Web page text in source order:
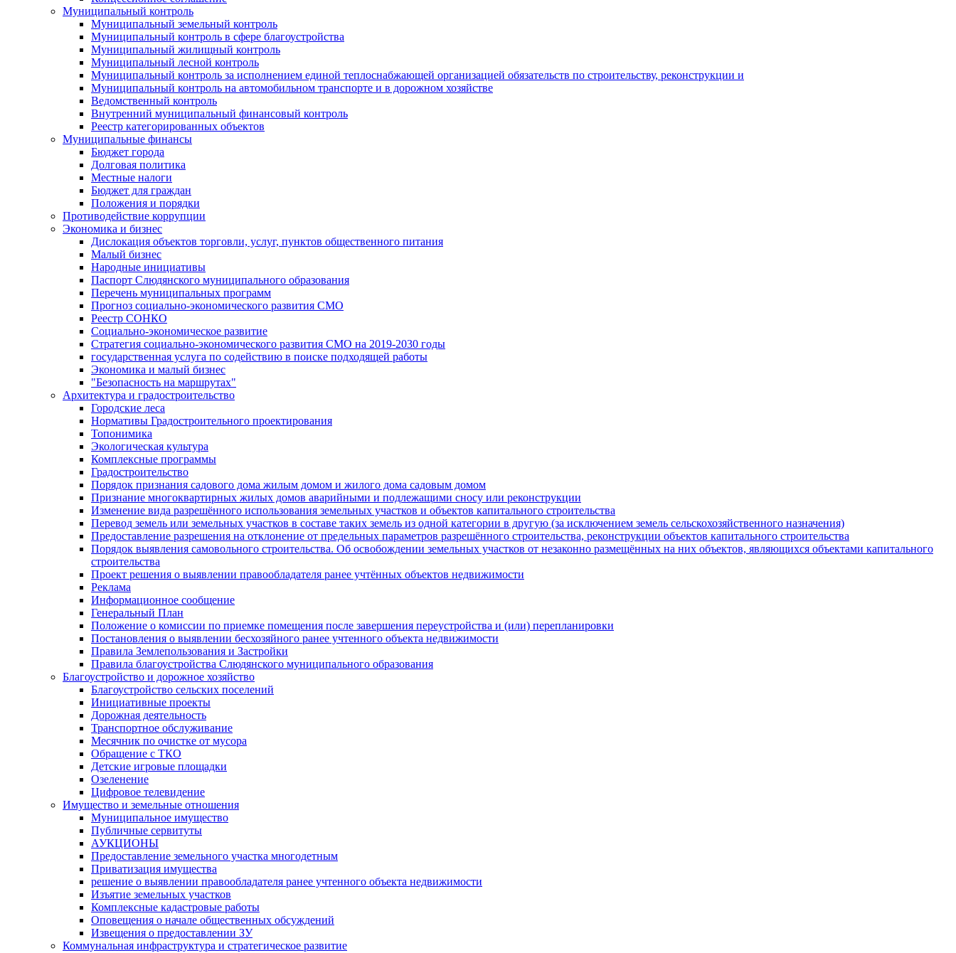
Муниципальный контроль
Муниципальный земельный контроль
Муниципальный контроль в сфере благоустройства
Муниципальный жилищный контроль
Муниципальный лесной контроль
Муниципальный контроль за исполнением единой теплоснабжающей организацией обязательств по строительству, реконструкции и
Муниципальный контроль на автомобильном транспорте и в дорожном хозяйстве
Ведомственный контроль
Внутренний муниципальный финансовый контроль
Реестр категорированных объектов
Муниципальные финансы
Бюджет города
Долговая политика
Местные налоги
Бюджет для граждан
Положения и порядки
Противодействие коррупции
Экономика и бизнес
Дислокация объектов торговли, услуг, пунктов общественного питания
Малый бизнес
Народные инициативы
Паспорт Слюдянского муниципального образования
Перечень муниципальных программ
Прогноз социально-экономического развития СМО
Реестр СОНКО
Социально-экономическое развитие
Стратегия социально-экономического развития СМО на 2019-2030 годы
государственная услуга по содействию в поиске подходящей работы
Экономика и малый бизнес
"Безопасность на маршрутах"
Архитектура и градостроительство
Городские леса
Нормативы Градостроительного проектирования
Топонимика
Экологическая культура
Комплексные программы
Градостроительство
Порядок признания садового дома жилым домом и жилого дома садовым домом
Признание многоквартирных жилых домов аварийными и подлежащими сносу или реконструкции
Изменение вида разрешённого использования земельных участков и объектов капитального строительства
Перевод земель или земельных участков в составе таких земель из одной категории в другую (за исключением земель сельскохозяйственного назначения)
Предоставление разрешения на отклонение от предельных параметров разрешённого строительства, реконструкции объектов капитального строительства
Порядок выявления самовольного строительства. Об освобождении земельных участков от незаконно размещённых на них объектов, являющихся объектами капитального
строительства
Проект решения о выявлении правообладателя ранее учтённых объектов недвижимости
Реклама
Информационное сообщение
Генеральный План
Положение о комиссии по приемке помещения после завершения переустройства и (или) перепланировки
Постановления о выявлении бесхозяйного ранее учтенного объекта недвижимости
Правила Землепользования и Застройки
Правила благоустройства Слюдянского муниципального образования
Благоустройство и дорожное хозяйство
Благоустройство сельских поселений
Инициативные проекты
Дорожная деятельность
Транспортное обслуживание
Месячник по очистке от мусора
Обращение с ТКО
Детские игровые площадки
Озеленение
Цифровое телевидение
Имущество и земельные отношения
Муниципальное имущество
Публичные сервитуты
АУКЦИОНЫ
Предоставление земельного участка многодетным
Приватизация имущества
решение о выявлении правообладателя ранее учтенного объекта недвижимости
Изъятие земельных участков
Комплексные кадастровые работы
Оповещения о начале общественных обсуждений
Извещения о предоставлении ЗУ
Коммунальная инфраструктура и стратегическое развитие